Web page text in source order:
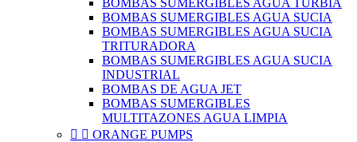
BOMBAS SUMERGIBLES AGUA TURBIA
BOMBAS SUMERGIBLES AGUA SUCIA
BOMBAS SUMERGIBLES AGUA SUCIA
TRITURADORA
BOMBAS SUMERGIBLES AGUA SUCIA
INDUSTRIAL
BOMBAS DE AGUA JET
BOMBAS SUMERGIBLES
MULTITAZONES AGUA LIMPIA
  ORANGE PUMPS